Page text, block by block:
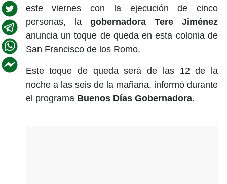
este viernes con la ejecución de cinco
personas, la gobernadora Tere Jiménez
anuncia un toque de queda en esta colonia de
San Francisco de los Romo.
Este toque de queda será de las 12 de la
noche a las seis de la mañana, informó durante
el programa Buenos Días Gobernadora.